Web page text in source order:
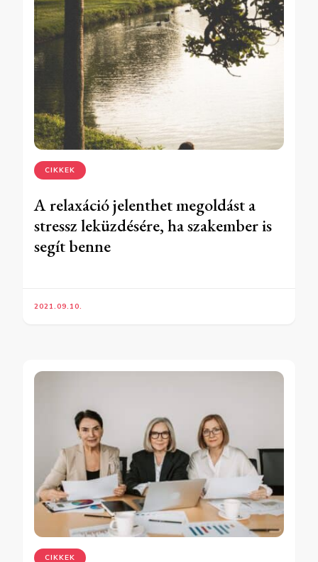
CIKKEK
A relaxáció jelenthet megoldást a
stressz leküzdésére, ha szakember is
segít benne
2021.09.10.
CIKKEK